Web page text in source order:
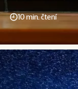
10 min. čtení